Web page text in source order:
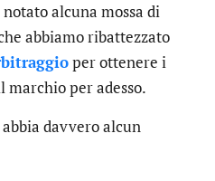
alcuna mossa di
abbiamo ribattezzato
per ottenere i
per adesso.
davvero alcun